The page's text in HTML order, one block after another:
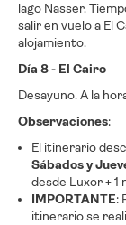
lago Nasser.
salir en vuelo a El
alojamiento.
Día 8 - El Cairo
Desayuno. A la
Observaciones:
El itinerario
Sábados y
desde Luxor + 1
IMPORTANTE:
itinerario se